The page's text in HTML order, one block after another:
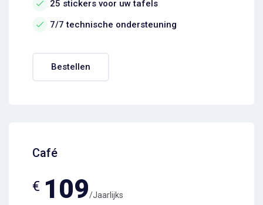
25 stickers voor uw tafels
7/7 technische ondersteuning
Bestellen
Café
€ 109/Jaarlijks